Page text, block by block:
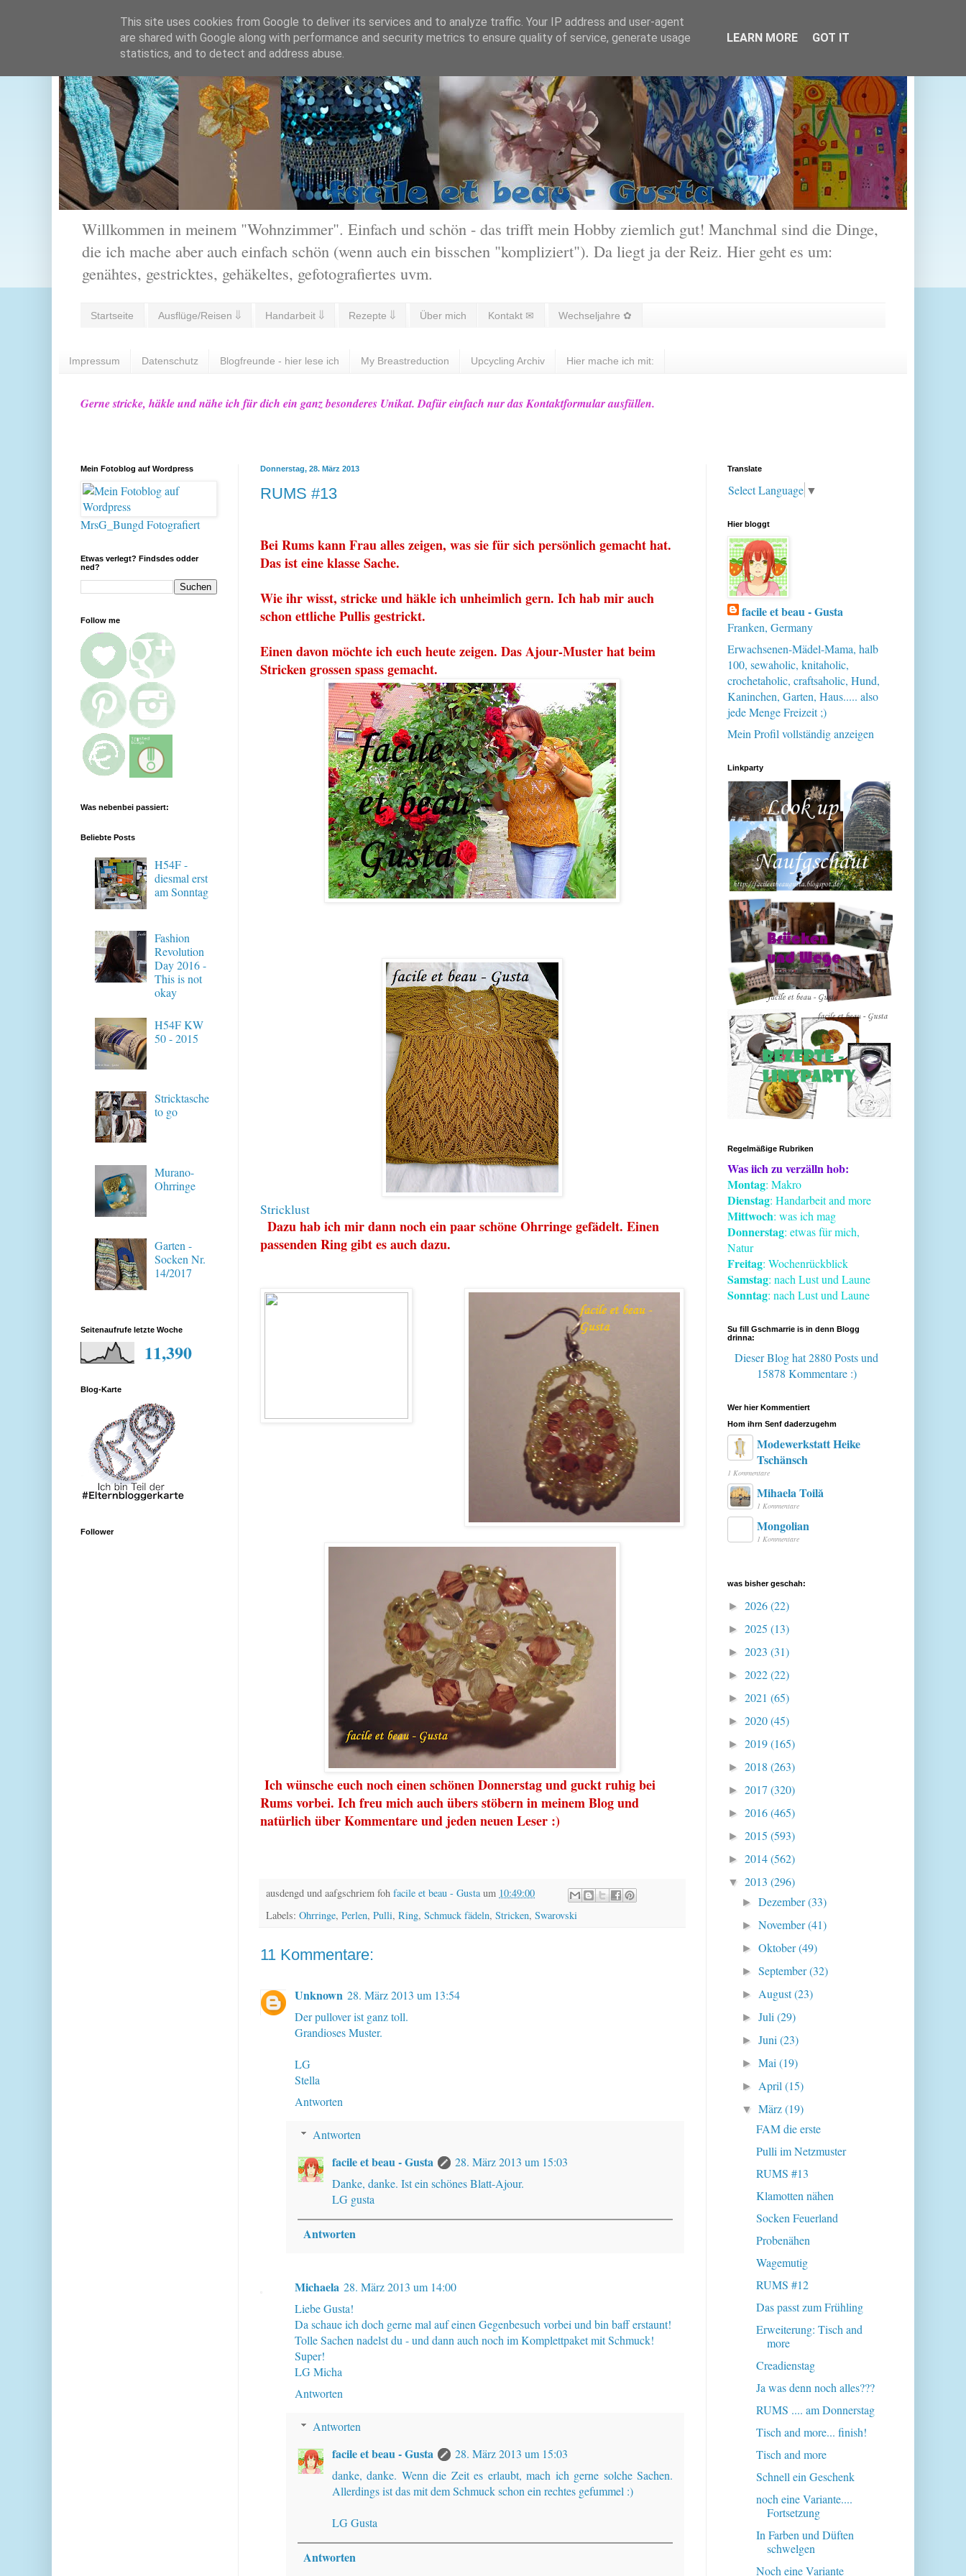
Willkommen in meinem "Wohnzimmer". Einfach und schön - das trifft mein Hobby ziemlich gut! Manchmal sind die Dinge,
die ich mache aber auch einfach schön (wenn auch ein bisschen "kompliziert"). Da liegt ja der Reiz. Hier geht es um:
genähtes, gestricktes, gehäkeltes, gefotografiertes uvm.
Startseite Ausflüge/Reisen ⇓ Handarbeit ⇓ Rezepte ⇓ Über mich Kontakt ✉ Wechseljahre ✿
Impressum Datenschutz Blogfreunde - hier lese ich My Breastreduction Upcycling Archiv Hier mache ich mit:
Gerne stricke, häkle und nähe ich für dich ein ganz besonderes Unikat. Dafür einfach nur das Kontaktformular ausfüllen.
Donnerstag, 28. März 2013
RUMS #13
Bei Rums kann Frau alles zeigen, was sie für sich persönlich gemacht hat.
Das ist eine klasse Sache.
Wie ihr wisst, stricke und häkle ich unheimlich gern. Ich hab mir auch
schon ettlichePullis gestrickt.
Einendavon möchte ich euch heute zeigen. Das Ajour-Muster hatbeim
Stricken grossenspass gemacht.
Stricklust
Dazu hab ich mir dann noch ein paar schöneOhrringe gefädelt. Einen
passenden Ringgibt es auch dazu.
Ich wünsche euch noch einen schönen Donnerstagund guckt ruhig bei
Rumsvorbei. Ich freu mich auch übers stöbern in meinem Blog und
natürlich über Kommentare und jeden neuen Leser :)
ausdengd und aafgschriem foh facile et beau - Gusta um 10:49:00
Labels: Ohrringe, Perlen, Pulli, Ring, Schmuck fädeln, Stricken, Swarovski
11 Kommentare:
Unknown 28. März 2013 um 13:54
Der pullover ist ganz toll.
Grandioses Muster.
LG
Stella
Antworten
Antworten
facile et beau - Gusta
28. März 2013 um 15:03
Danke, danke. Ist ein schönes Blatt-Ajour.
LG gusta
Antworten
Michaela 28. März 2013 um 14:00
Liebe Gusta!
Da schaue ich doch gerne mal auf einen Gegenbesuch vorbei und bin baff erstaunt!
Tolle Sachen nadelst du - und dann auch noch im Komplettpaket mit Schmuck!
Super!
LG Micha
Antworten
Antworten
facile et beau - Gusta
28. März 2013 um 15:03
danke, danke. Wenn die Zeit es erlaubt, mach ich gerne solche Sachen.
Allerdings ist das mit dem Schmuck schon ein rechtes gefummel :)
LG Gusta
Antworten
Mein Fotoblog auf Wordpress
MrsG_Bungd Fotografiert
Etwas verlegt? Findsdes odder
ned?
Follow me
Was nebenbei passiert:
Beliebte Posts
H54F -
diesmal erst
am Sonntag
Fashion
Revolution
Day 2016 -
This is not
okay
H54F KW
50 - 2015
Stricktasche
to go
Murano-
Ohrringe
Garten -
Socken Nr.
14/2017
Seitenaufrufe letzte Woche
11,390
Blog-Karte
Follower
Translate
Select Language ▼
Hier bloggt
facile et beau - Gusta
Franken, Germany
Erwachsenen-Mädel-Mama, halb
100, sewaholic, knitaholic,
crochetaholic, craftsaholic, Hund,
Kaninchen, Garten, Haus..... also
jede Menge Freizeit ;)
Mein Profil vollständig anzeigen
Linkparty
Regelmäßige Rubriken
Was iich zu verzälln hob:
Montag: Makro
Dienstag: Handarbeit and more
Mittwoch: was ich mag
Donnerstag: etwas für mich,
Natur
Freitag: Wochenrückblick
Samstag: nach Lust und Laune
Sonntag: nach Lust und Laune
Su fill Gschmarrie is in denn Blogg
drinna:
Dieser Blog hat 2880 Postsund
15878 Kommentare :)
Wer hier Kommentiert
Hom ihrn Senf daderzugehm
Modewerkstatt Heike
Tschänsch
1 Kommentare
Mihaela Toilă
1 Kommentare
Mongolian
1 Kommentare
was bisher geschah:
► 2026(22)
► 2025 (13)
► 2023 (31)
► 2022(22)
► 2021 (65)
► 2020(45)
► 2019(165)
► 2018 (263)
► 2017 (320)
► 2016(465)
► 2015 (593)
► 2014(562)
▼ 2013 (296)
►Dezember(33)
►November(41)
►Oktober(49)
►September(32)
► August(23)
►Juli(29)
►Juni(23)
►Mai(19)
► April(15)
▼März(19)
FAM die erste
Pulli im Netzmuster
RUMS #13
Klamotten nähen
Socken Feuerland
Probenähen
Wagemutig
RUMS #12
Das passt zum Frühling
Erweiterung: Tisch and
more
Creadienstag
Ja was denn noch alles???
RUMS .... am Donnerstag
Tisch and more... finish!
Tisch and more
Schnell ein Geschenk
noch eine Variante....
Fortsetzung
In Farben und Düften
schwelgen
Noch eine Variante
This site uses cookies from Google to deliver its services and to analyze traffic. Your IP address and user-agent
are shared with Google along with performance and security metrics to ensure quality of service, generate usage
statistics, and to detect and address abuse.
LEARN MORE GOT IT